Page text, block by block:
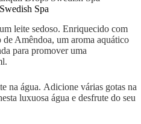
Spa
leite sedoso. Enriquecido com
Amêndoa, um aroma aquático
para promover uma
na água. Adicione várias gotas na
luxuosa água e desfrute do seu